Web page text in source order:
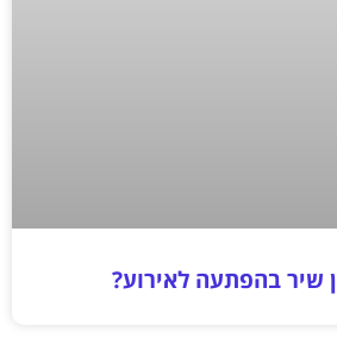
שיר בהפתעה לאירוע?